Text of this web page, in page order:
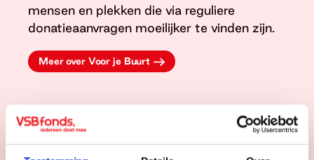
mensen en plekken die via reguliere
donatieaanvragen moeilijker te vinden zijn.
Meer over Voor je Buurt